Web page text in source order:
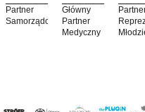
Partner
Samorządowy
Główny
Partner
Medyczny